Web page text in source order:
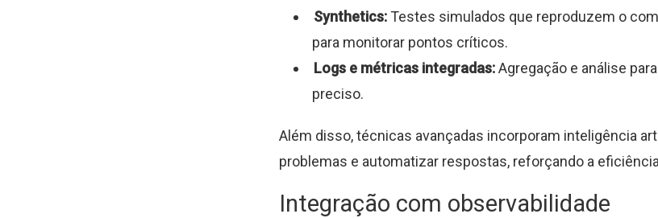
Synthetics: Testes simulados que reproduzem o
para monitorar pontos críticos.
Logs e métricas integradas:Agregação e análise
preciso.
Além disso, técnicas avançadas incorporam inteligência
problemas e automatizar respostas, reforçando a
Integração com observabilidade